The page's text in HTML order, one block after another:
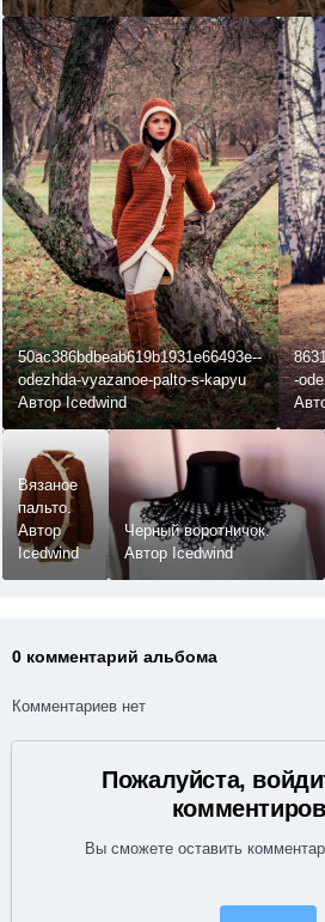
50ac386bdbeab619b1931e66493e--
odezhda-vyazanoe-palto-s-kapyu
Автор Icedwind
-
Вязаное
пальто.
Автор
Icedwind
Черный воротничок.
Автор Icedwind
0 комментарий альбома
Комментариев нет
Пожалуйста,
Вы сможете оставить